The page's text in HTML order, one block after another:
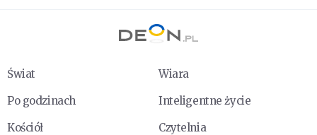
Świat
Wiara
Po godzinach
Inteligentne życie
Kościół
Czytelnia